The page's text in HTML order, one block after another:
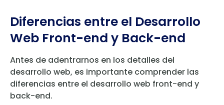
Diferencias entre el Desarrollo
Web Front-end y Back-end
Antes de adentrarnos en los detalles del
desarrollo web, es importante comprender las
diferencias entre el desarrollo web front-end y
back-end.